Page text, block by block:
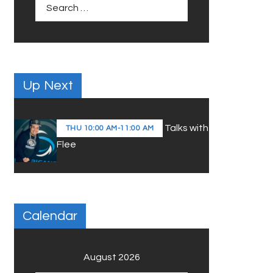
Up Next
THU 10:00 AM -11:00 AM
Talks with
Flee
Calendar
August 2026